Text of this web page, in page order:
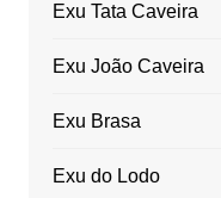
Exu Tata Caveira
Exu João Caveira
Exu Brasa
Exu do Lodo